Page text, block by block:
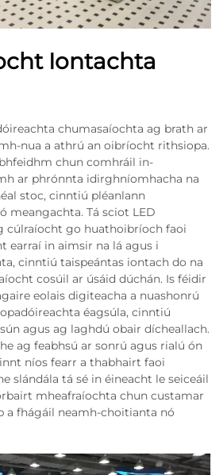
Iontachta
chumasaíochta ag brath ar
nua a athrú an oibríocht rithsiopa.
chun comhráil in-
ar phrónnta idirghníomhacha na
stoc, cinntiú pléanlann
meangachta. Tá sciot LED
cúlraíocht go huathoibríoch faoi
earraí in aimsir na lá agus i
cinntiú taispeántas iontach do na
cosúil ar úsáid dúchán. Is féidir
eolais digiteacha a nuashonrú
éagsúla, cinntiú
agus ag laghdú obair dícheallach.
ag feabhsú ar sonrú agus rialú ón
níos fearr a thabhairt faoi
slándála tá sé in éineacht le seiceáil
mheafraíochta chun custamar
a fhágáil neamh-choitianta nó